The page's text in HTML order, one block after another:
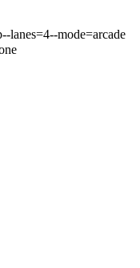
--lanes=4--mode=arcade